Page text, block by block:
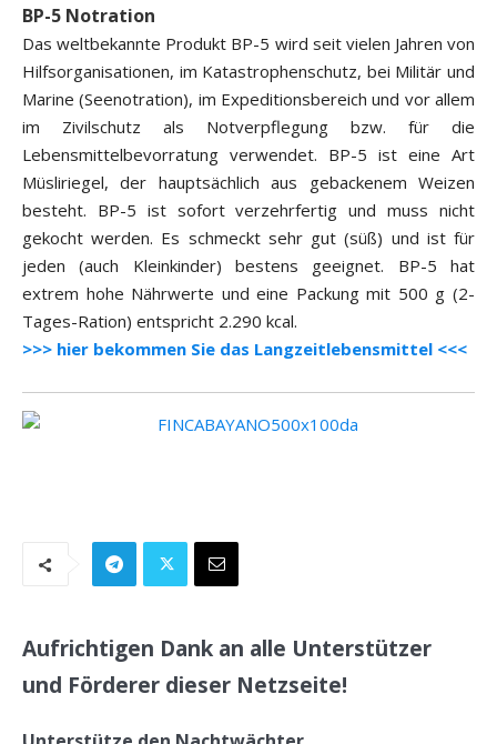
BP-5 Notration
Das weltbekannte Produkt BP-5 wird seit vielen Jahren von
Hilfsorganisationen, im Katastrophenschutz, bei Militär und
Marine (Seenotration), im Expeditionsbereich und vor allem
im Zivilschutz als Notverpflegung bzw. für die
Lebensmittelbevorratung verwendet. BP-5 ist eine Art
Müsliriegel, der hauptsächlich aus gebackenem Weizen
besteht. BP-5 ist sofort verzehrfertig und muss nicht
gekocht werden. Es schmeckt sehr gut (süß) und ist für
jeden (auch Kleinkinder) bestens geeignet. BP-5 hat
extrem hohe Nährwerte und eine Packung mit 500 g (2-
Tages-Ration) entspricht 2.290 kcal.
>>> hier bekommen Sie das Langzeitlebensmittel <<<
Aufrichtigen Dank an alle Unterstützer
und Förderer dieser Netzseite!